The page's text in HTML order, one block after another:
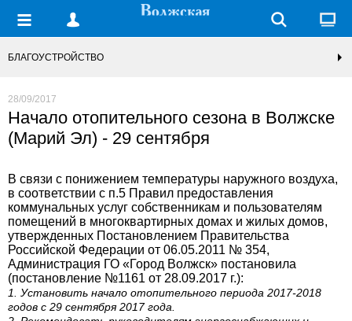
БЛАГОУСТРОЙСТВО
28/09/2017
Начало отопительного сезона в Волжске
(Марий Эл) - 29 сентября
В связи с понижением температуры наружного воздуха,
в соответствии с п.5 Правил предоставления
коммунальных услуг собственникам и пользователям
помещений в многоквартирных домах и жилых домов,
утвержденных Постановлением Правительства
Российской Федерации от 06.05.2011 № 354,
Администрация ГО «Город Волжск» постановила
(постановление №1161 от 28.09.2017 г.):
1. Установить начало отопительного периода 2017-2018
годов с 29 сентября 2017 года.